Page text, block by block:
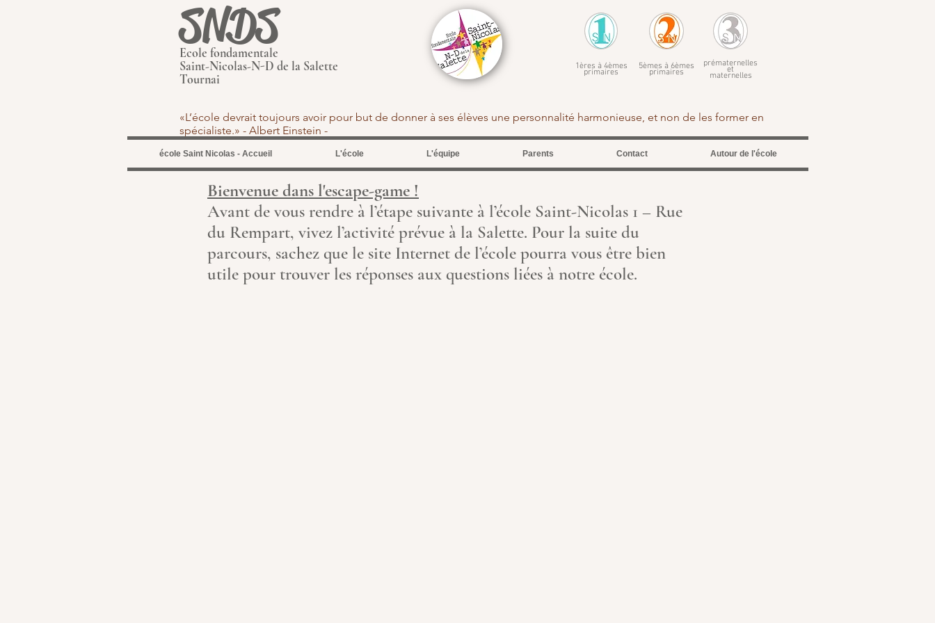
SNDS
Ecole fondamentale
Saint-Nicolas-N-D de la Salette
Tournai
1ères à 4èmes
primaires
5èmes à 6èmes
primaires
prématernelles
et
maternelles
«L’école devrait toujours avoir pour but de donner à ses élèves une personnalité harmonieuse, et non de les former en
spécialiste.» - Albert Einstein -
école Saint Nicolas - Accueil L'école L'équipe Parents Contact Autour de l'école
Bienvenue dans l'escape-game !
Avant de vous rendre à l’étape suivante à l’école Saint-Nicolas 1 – Rue
du Rempart, vivez l’activité prévue à la Salette. Pour la suite du
parcours, sachez que le site Internet de l’école pourra vous être bien
utile pour trouver les réponses aux questions liées à notre école.